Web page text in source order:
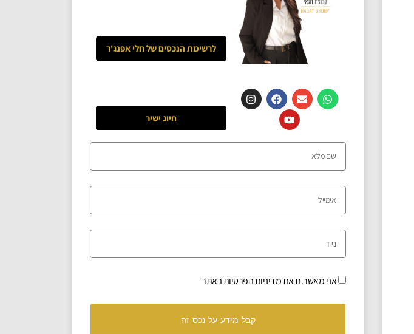
לרשימת הנכסים שלחלי אפנג'ר
חיוג ישיר
אני מאשר.ת אתמדיניות הפרטיותבאתר
קבל מידע על נכס זה